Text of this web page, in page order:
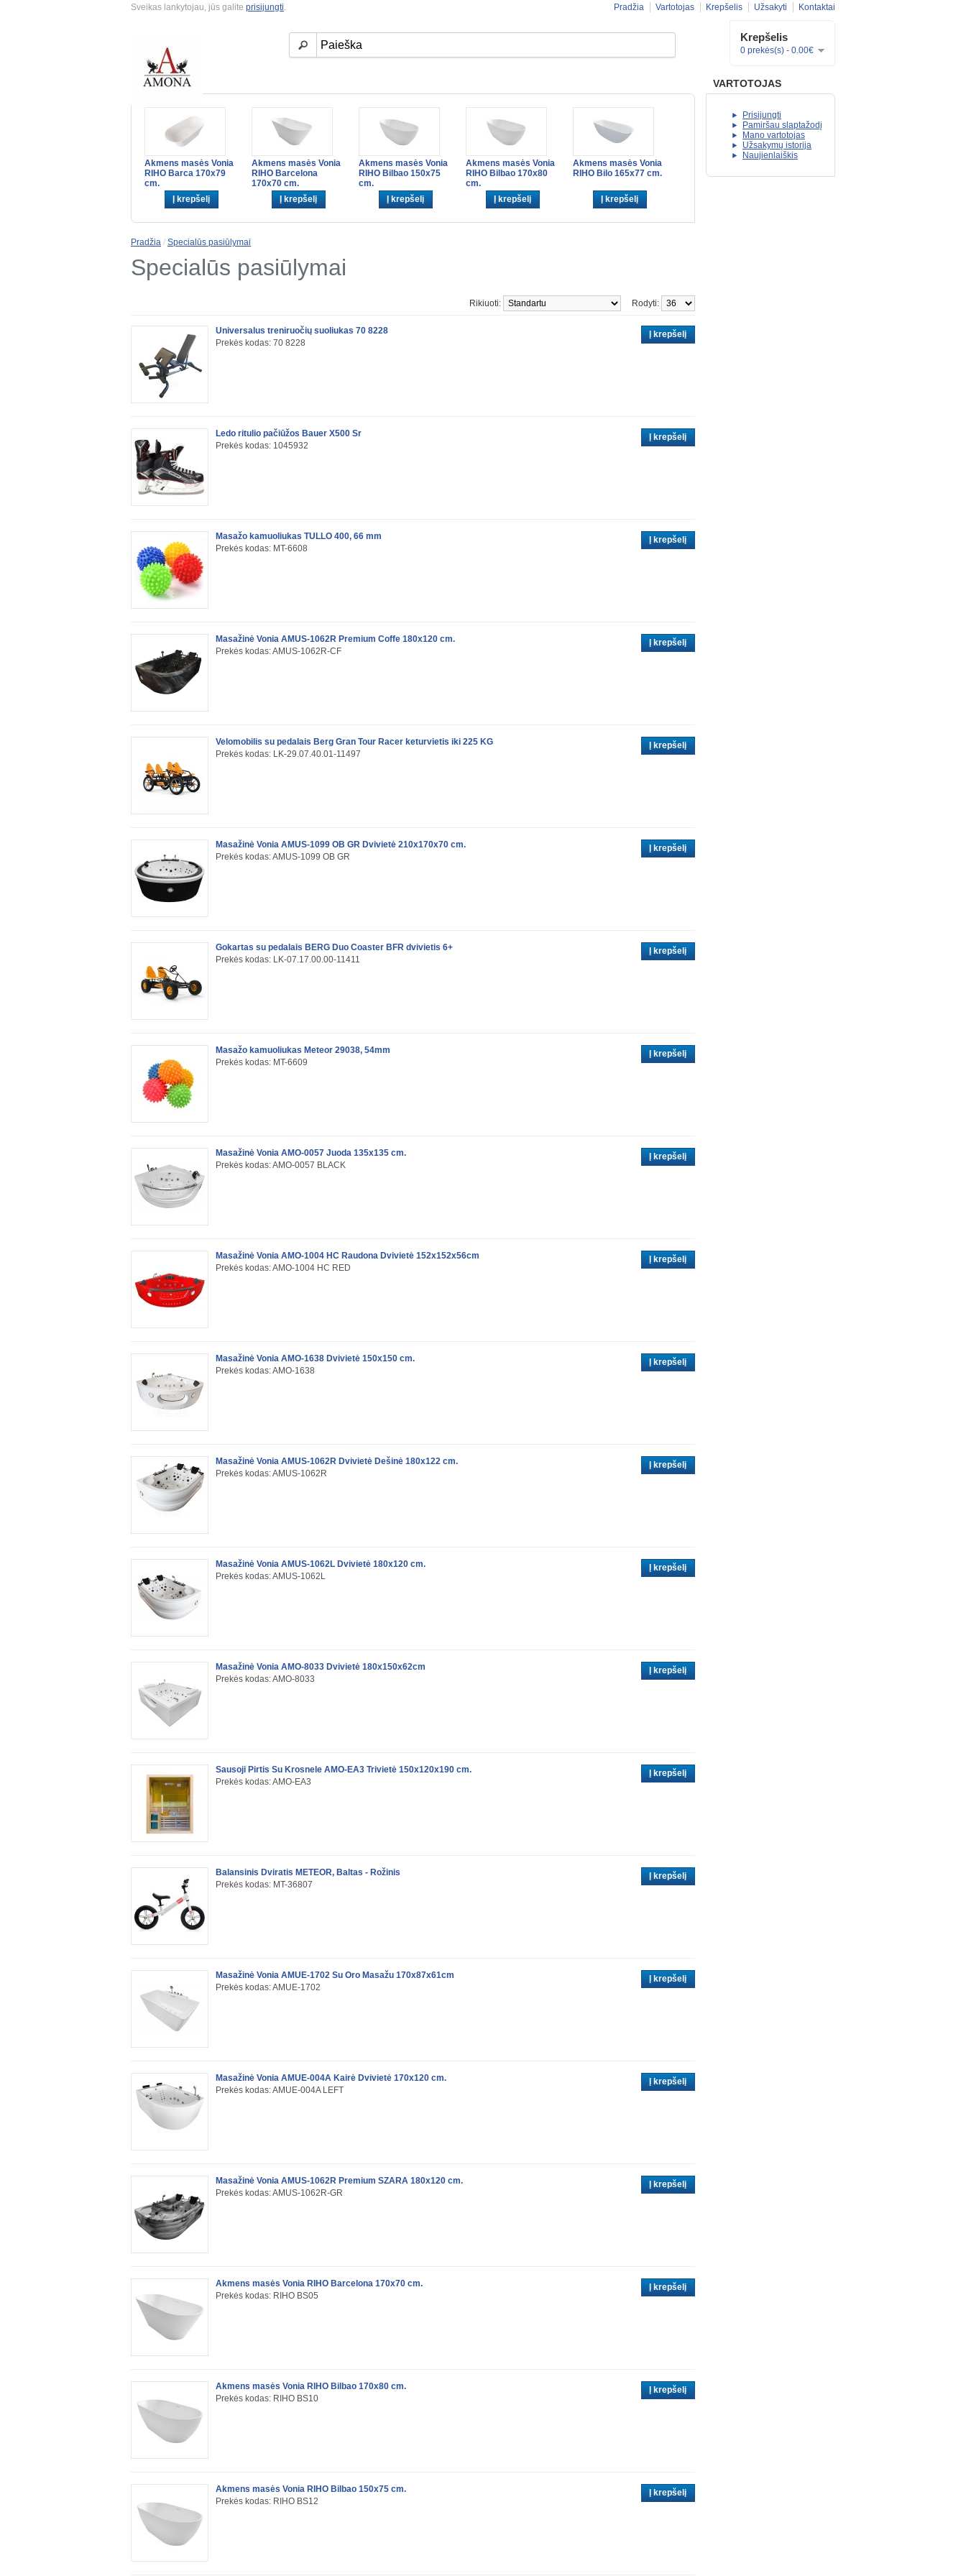
Krepšelis
0 prekės(s) - 0.00€
Sveikas lankytojau, jūs galite prisijungti. Pradžia Vartotojas Krepšelis Užsakyti Kontaktai
VARTOTOJAS
Prisijungti
Pamiršau slaptažodį
Mano vartotojas
Užsakymų istorija
Naujienlaiškis
AKCIJOS
Akmens masės Vonia
RIHO Barca 170x79
cm.
Į krepšelį
Akmens masės Vonia
RIHO Barcelona
170x70 cm.
Į krepšelį
Akmens masės Vonia
RIHO Bilbao 150x75
cm.
Į krepšelį
Akmens masės Vonia
RIHO Bilbao 170x80
cm.
Į krepšelį
Akmens masės Vonia
RIHO Bilo 165x77 cm.
Į krepšelį
Pradžia / Specialūs pasiūlymai
Specialūs pasiūlymai
Rodyti:
Rikiuoti:
Į krepšelį
Universalus treniruočių suoliukas 70 8228
Prekės kodas: 70 8228
Į krepšelį
Ledo ritulio pačiūžos Bauer X500 Sr
Prekės kodas: 1045932
Į krepšelį
Masažo kamuoliukas TULLO 400, 66 mm
Prekės kodas: MT-6608
Į krepšelį
Masažinė Vonia AMUS-1062R Premium Coffe 180x120 cm.
Prekės kodas: AMUS-1062R-CF
Į krepšelį
Velomobilis su pedalais Berg Gran Tour Racer keturvietis iki 225 KG
Prekės kodas: LK-29.07.40.01-11497
Į krepšelį
Masažinė Vonia AMUS-1099 OB GR Dvivietė 210x170x70 cm.
Prekės kodas: AMUS-1099 OB GR
Į krepšelį
Gokartas su pedalais BERG Duo Coaster BFR dvivietis 6+
Prekės kodas: LK-07.17.00.00-11411
Į krepšelį
Masažo kamuoliukas Meteor 29038, 54mm
Prekės kodas: MT-6609
Į krepšelį
Masažinė Vonia AMO-0057 Juoda 135x135 cm.
Prekės kodas: AMO-0057 BLACK
Į krepšelį
Masažinė Vonia AMO-1004 HC Raudona Dvivietė 152x152x56cm
Prekės kodas: AMO-1004 HC RED
Į krepšelį
Masažinė Vonia AMO-1638 Dvivietė 150x150 cm.
Prekės kodas: AMO-1638
Į krepšelį
Masažinė Vonia AMUS-1062R Dvivietė Dešinė 180x122 cm.
Prekės kodas: AMUS-1062R
Į krepšelį
Masažinė Vonia AMUS-1062L Dvivietė 180x120 cm.
Prekės kodas: AMUS-1062L
Į krepšelį
Masažinė Vonia AMO-8033 Dvivietė 180x150x62cm
Prekės kodas: AMO-8033
Į krepšelį
Sausoji Pirtis Su Krosnele AMO-EA3 Trivietė 150x120x190 cm.
Prekės kodas: AMO-EA3
Į krepšelį
Balansinis Dviratis METEOR, Baltas - Rožinis
Prekės kodas: MT-36807
Į krepšelį
Masažinė Vonia AMUE-1702 Su Oro Masažu 170x87x61cm
Prekės kodas: AMUE-1702
Į krepšelį
Masažinė Vonia AMUE-004A Kairė Dvivietė 170x120 cm.
Prekės kodas: AMUE-004A LEFT
Į krepšelį
Masažinė Vonia AMUS-1062R Premium SZARA 180x120 cm.
Prekės kodas: AMUS-1062R-GR
Į krepšelį
Akmens masės Vonia RIHO Barcelona 170x70 cm.
Prekės kodas: RIHO BS05
Į krepšelį
Akmens masės Vonia RIHO Bilbao 170x80 cm.
Prekės kodas: RIHO BS10
Į krepšelį
Akmens masės Vonia RIHO Bilbao 150x75 cm.
Prekės kodas: RIHO BS12